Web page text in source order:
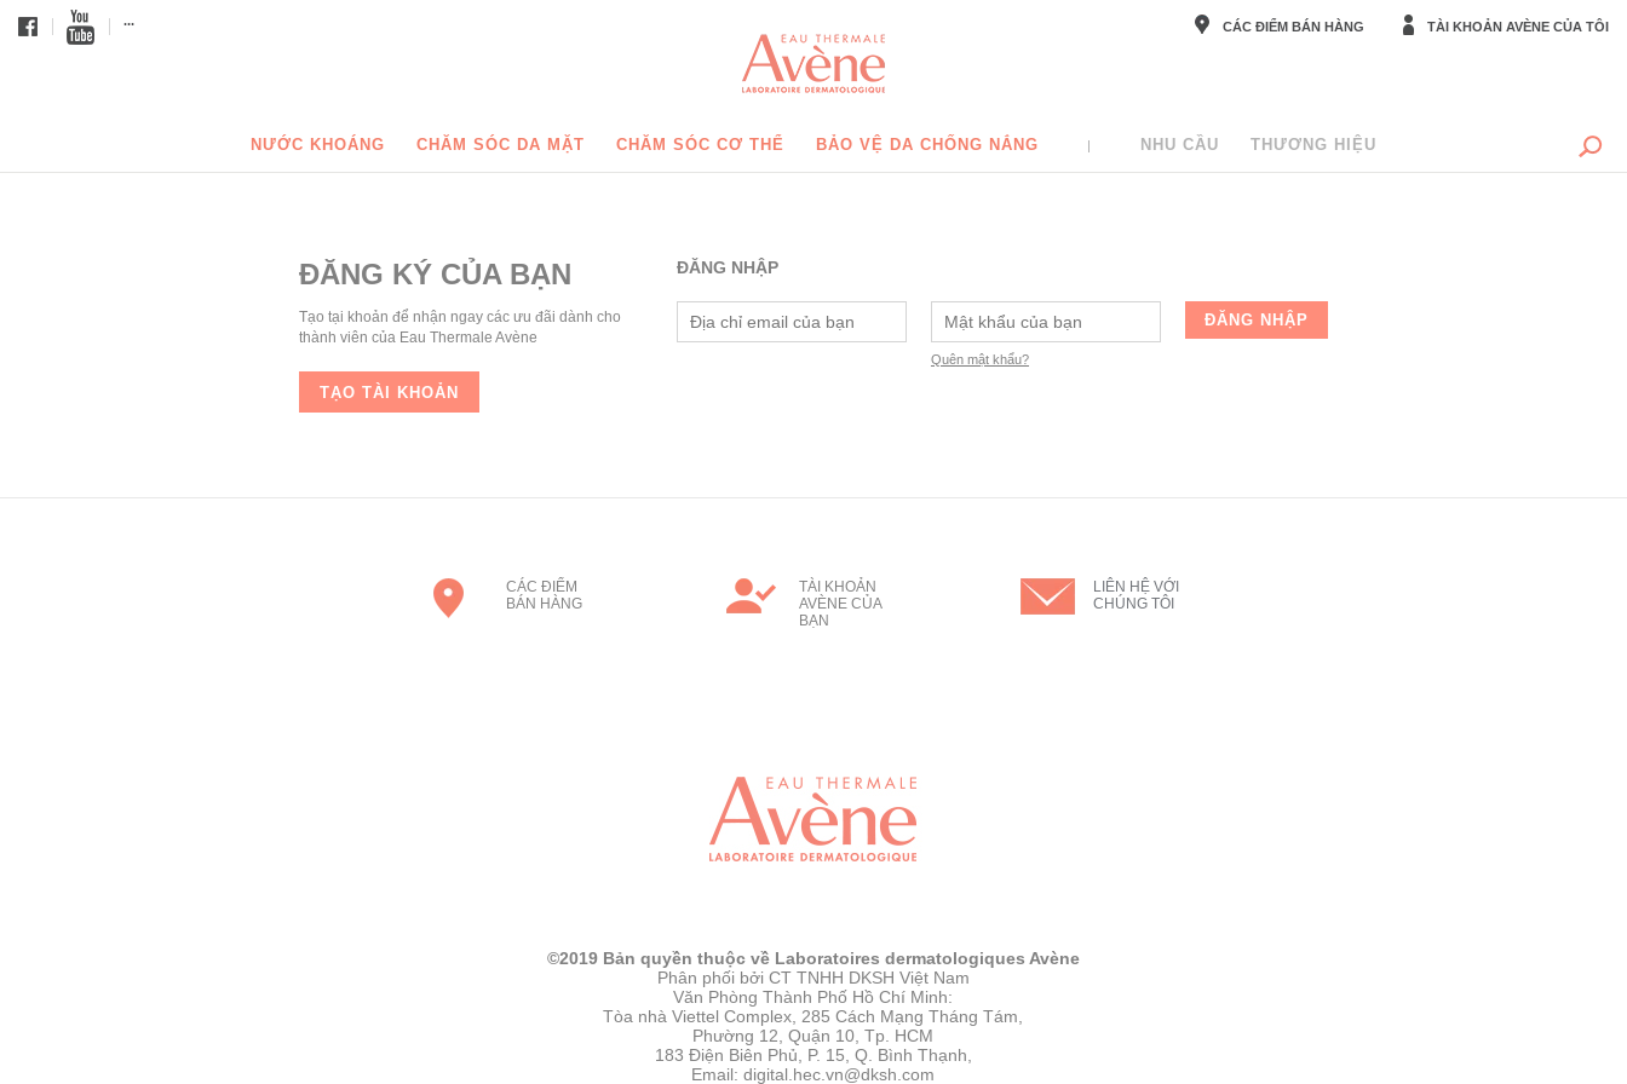
... CÁC ĐIỂM BÁN HÀNG TÀI KHOẢN AVÈNE CỦA TÔI
NƯỚC KHOÁNG CHĂM SÓC DA MẶT CHĂM SÓC CƠ THỂ BẢO VỆ DA CHỐNG NẮNG NHU CẦU THƯƠNG HIỆU
ĐĂNG NHẬP
Quên mật khẩu?
ĐĂNG KÝ CỦA BẠN
Tạo tại khoản để nhận ngay các ưu đãi dành cho
thành viên của Eau Thermale Avène
TẠO TÀI KHOẢN
CÁC ĐIỂM
BÁN HÀNG
TÀI KHOẢN
AVÈNE CỦA
BẠN
LIÊN HỆ VỚI
CHÚNG TÔI
©2019 Bản quyền thuộc về Laboratoires dermatologiques Avène
Phân phối bởi CT TNHH DKSH Việt Nam
Văn Phòng Thành Phố Hồ Chí Minh:
Tòa nhà Viettel Complex, 285 Cách Mạng Tháng Tám,
Phường 12, Quận 10, Tp. HCM
183 Điện Biên Phủ, P. 15, Q. Bình Thạnh,
Email: digital.hec.vn@dksh.com